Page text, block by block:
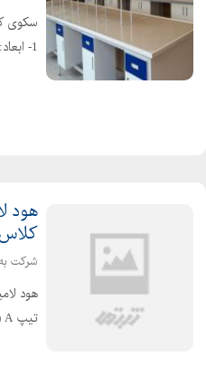
سکوی
هود
کلاس 2 وتیپA
شرکت
80